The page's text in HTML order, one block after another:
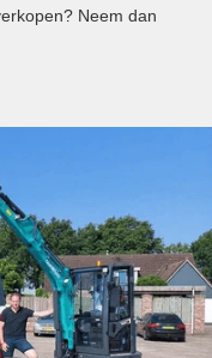
Neem dan